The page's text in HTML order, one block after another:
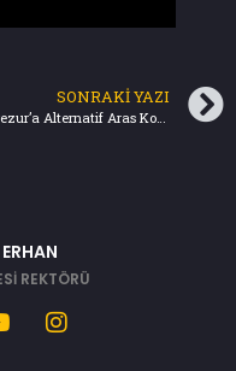
SONRAKI YAZI
Zengezur’a Alternatif Aras Koridoru – Türkiye Gazetesi (28.04.2024)
REKTÖRÜ